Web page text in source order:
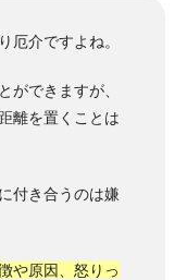
厄介ですよね。
ができますが、
離を置くことは
に付き合うのは嫌
や原因、怒りっ